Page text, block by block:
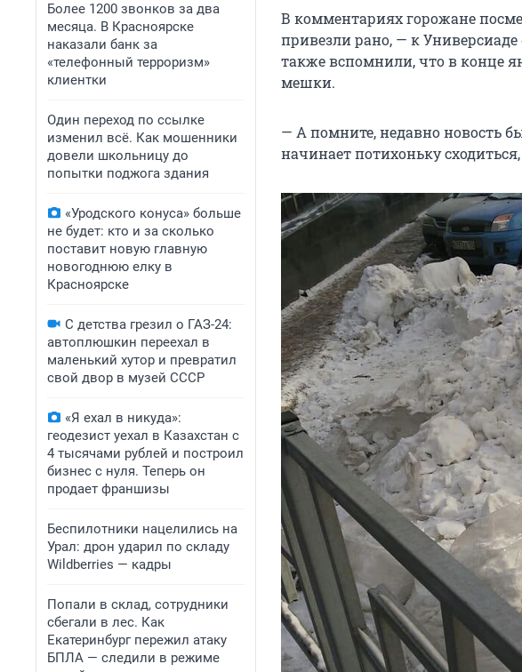
Более 1200 звонков за два
месяца. В Красноярске
наказали банк за
«телефонный терроризм»
клиентки
Один переход по ссылке
изменил всё. Как мошенники
довели школьницу до
попытки поджога здания
«Уродского конуса» больше
не будет: кто и за сколько
поставит новую главную
новогоднюю елку в
Красноярске
С детства грезил о ГАЗ-24:
автоплюшкин переехал в
маленький хутор и превратил
свой двор в музей СССР
«Я ехал в никуда»:
геодезист уехал в Казахстан с
4 тысячами рублей и построил
бизнес с нуля. Теперь он
продает франшизы
Беспилотники нацелились на
Урал: дрон ударил по складу
Wildberries — кадры
Попали в склад, сотрудники
сбегали в лес. Как
Екатеринбург пережил атаку
БПЛА — следили в режиме
В комментариях горожане
привезли рано, — к Универсиаде
также вспомнили, что в конце
мешки.
— А помните, недавно новость
начинает потихоньку